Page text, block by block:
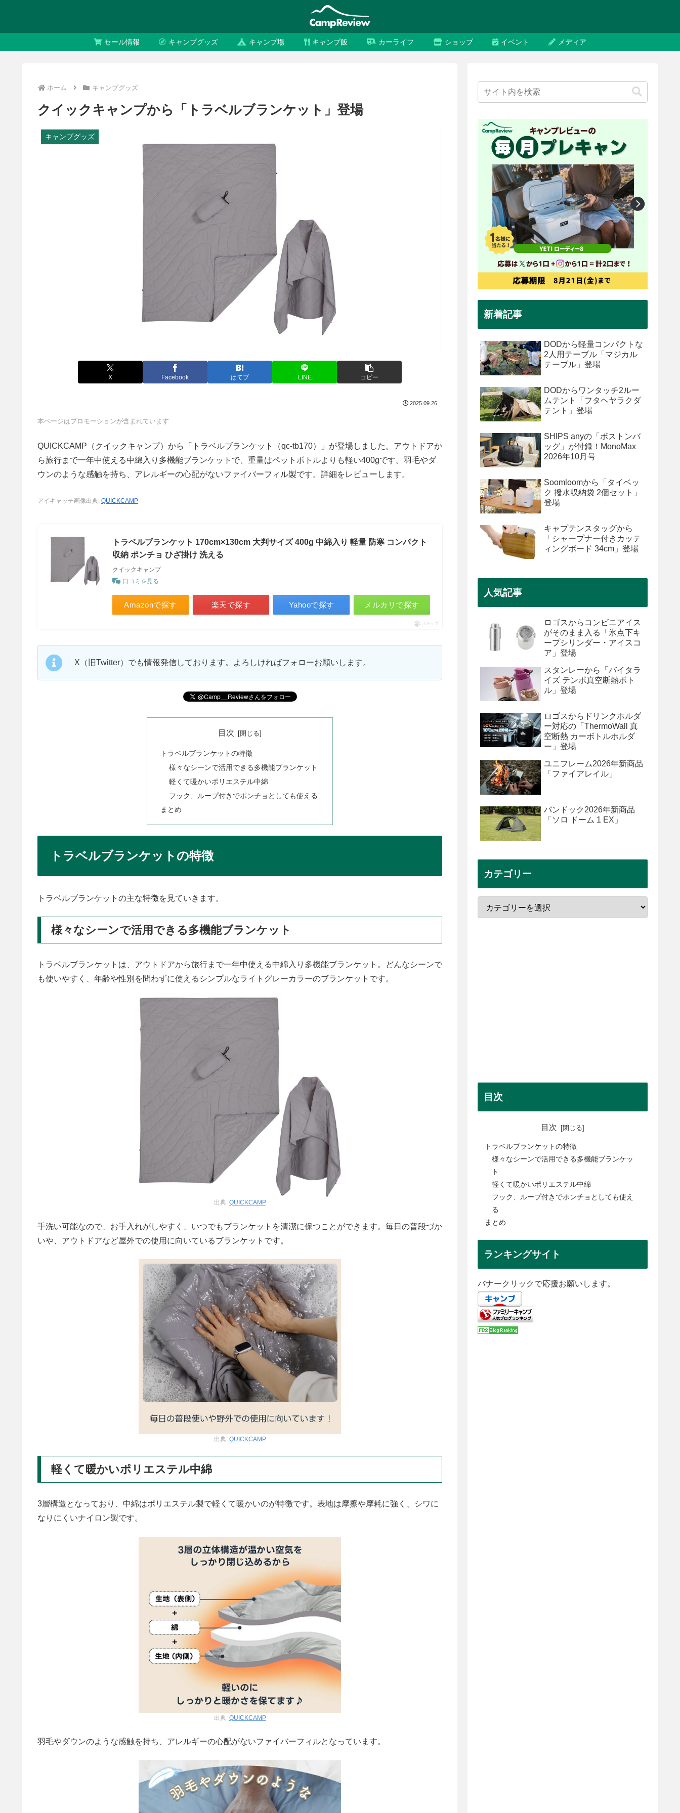
セール情報 キャンプグッズ キャンプ場 キャンプ飯 カーライフ ショップ イベント メディア
ホーム キャンプグッズ
クイックキャンプから「トラベルブランケット」登場
キャンプグッズ
X Facebook はてブ LINE コピー
2025.09.26
本ページはプロモーションが含まれています
QUICKCAMP（クイックキャンプ）から「トラベルブランケット（qc-tb170）」が登場しました。アウトドアか
ら旅行まで一年中使える中綿入り多機能ブランケットで、重量はペットボトルよりも軽い400gです。羽毛やダ
ウンのような感触を持ち、アレルギーの心配がないファイバーフィル製です。詳細をレビューします。
アイキャッチ画像出典: QUICKCAMP
トラベルブランケット 170cm×130cm 大判サイズ 400g 中綿入り 軽量 防寒 コンパクト
収納 ポンチョ ひざ掛け 洗える
クイックキャンプ
口コミを見る
Amazonで探す 楽天で探す Yahooで探す メルカリで探す
ポチップ
X（旧Twitter）でも情報発信しております。よろしければフォローお願いします。
目次
トラベルブランケットの特徴
様々なシーンで活用できる多機能ブランケット
軽くて暖かいポリエステル中綿
フック、ループ付きでポンチョとしても使える
まとめ
トラベルブランケットの特徴
トラベルブランケットの主な特徴を見ていきます。
様々なシーンで活用できる多機能ブランケット
トラベルブランケットは、アウトドアから旅行まで一年中使える中綿入り多機能ブランケット。どんなシーンで
も使いやすく、年齢や性別を問わずに使えるシンプルなライトグレーカラーのブランケットです。
出典: QUICKCAMP
手洗い可能なので、お手入れがしやすく、いつでもブランケットを清潔に保つことができます。毎日の普段づか
いや、アウトドアなど屋外での使用に向いているブランケットです。
出典: QUICKCAMP
軽くて暖かいポリエステル中綿
3層構造となっており、中綿はポリエステル製で軽くて暖かいのが特徴です。表地は摩擦や摩耗に強く、シワに
なりにくいナイロン製です。
出典: QUICKCAMP
羽毛やダウンのような感触を持ち、アレルギーの心配がないファイバーフィルとなっています。
新着記事
DODから軽量コンパクトな
2人用テーブル「マジカル
テーブル」登場
DODからワンタッチ2ルー
ムテント「フタヘヤラクダ
テント」登場
SHIPS anyの「ボストンバ
ッグ」が付録！MonoMax
2026年10月号
Soomloomから「タイベッ
ク 撥水収納袋 2個セット」
登場
キャプテンスタッグから
「シャープナー付きカッテ
ィングボード 34cm」登場
人気記事
ロゴスからコンビニアイス
がそのまま入る「氷点下キ
ープシリンダー・アイスコ
ア」登場
スタンレーから「バイタラ
イズ テンポ真空断熱ボト
ル」登場
ロゴスからドリンクホルダ
ー対応の「ThermoWall 真
空断熱 カーボトルホルダ
ー」登場
ユニフレーム2026年新商品
「ファイアレイル」
バンドック2026年新商品
「ソロ ドーム 1 EX」
カテゴリー
目次
目次
トラベルブランケットの特徴
様々なシーンで活用できる多機能ブランケッ
ト
軽くて暖かいポリエステル中綿
フック、ループ付きでポンチョとしても使え
る
まとめ
ランキングサイト
バナークリックで応援お願いします。